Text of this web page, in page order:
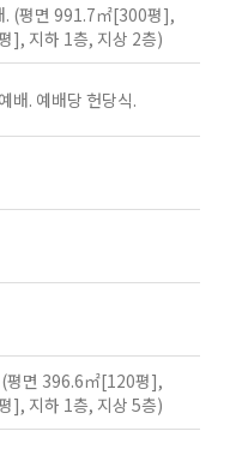
. (평면 991.7㎡[300평],
], 지하 1층, 지상 2층)
배. 예배당 헌당식.
(평면 396.6㎡[120평],
], 지하 1층, 지상 5층)